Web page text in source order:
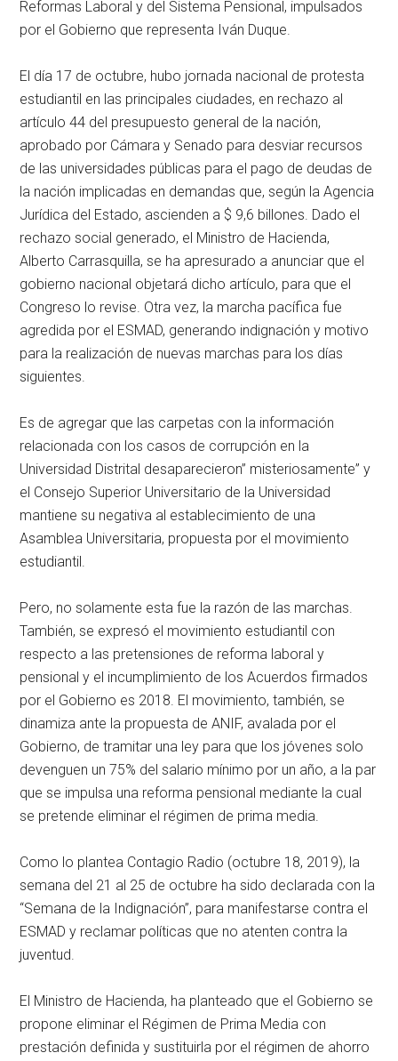
Reformas Laboral y del Sistema Pensional, impulsados
por el Gobierno que representa Iván Duque.
El día 17 de octubre, hubo jornada nacional de protesta
estudiantil en las principales ciudades, en rechazo al
artículo 44 del presupuesto general de la nación,
aprobado por Cámara y Senado para desviar recursos
de las universidades públicas para el pago de deudas de
la nación implicadas en demandas que, según la Agencia
Jurídica del Estado, ascienden a $ 9,6 billones. Dado el
rechazo social generado, el Ministro de Hacienda,
Alberto Carrasquilla, se ha apresurado a anunciar que el
gobierno nacional objetará dicho artículo, para que el
Congreso lo revise. Otra vez, la marcha pacífica fue
agredida por el ESMAD, generando indignación y motivo
para la realización de nuevas marchas para los días
siguientes.
Es de agregar que las carpetas con la información
relacionada con los casos de corrupción en la
Universidad Distrital desaparecieron” misteriosamente” y
el Consejo Superior Universitario de la Universidad
mantiene su negativa al establecimiento de una
Asamblea Universitaria, propuesta por el movimiento
estudiantil.
Pero, no solamente esta fue la razón de las marchas.
También, se expresó el movimiento estudiantil con
respecto a las pretensiones de reforma laboral y
pensional y el incumplimiento de los Acuerdos firmados
por el Gobierno es 2018. El movimiento, también, se
dinamiza ante la propuesta de ANIF, avalada por el
Gobierno, de tramitar una ley para que los jóvenes solo
devenguen un 75% del salario mínimo por un año, a la par
que se impulsa una reforma pensional mediante la cual
se pretende eliminar el régimen de prima media.
Como lo plantea Contagio Radio (octubre 18, 2019), la
semana del 21 al 25 de octubre ha sido declarada con la
“Semana de la Indignación”, para manifestarse contra el
ESMAD y reclamar políticas que no atenten contra la
juventud.
El Ministro de Hacienda, ha planteado que el Gobierno se
propone eliminar el Régimen de Prima Media con
prestación definida y sustituirla por el régimen de ahorro